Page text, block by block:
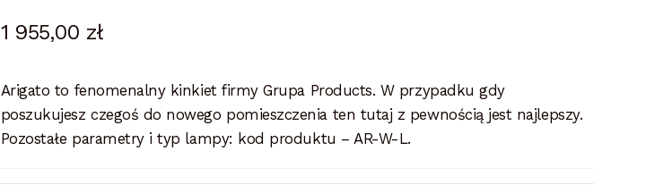
1 955,00 zł
Arigato to fenomenalny kinkiet firmy Grupa Products. W przypadku gdy
poszukujesz czegoś do nowego pomieszczenia ten tutaj z pewnością jest najlepszy.
Pozostałe parametry i typ lampy: kod produktu – AR-W-L.